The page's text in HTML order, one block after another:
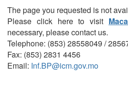
The page you requested is not
Please click here to visit
necessary, please contact us.
Telephone: (853) 28558049 /
Fax: (853) 2831 4456
Email: Inf.BP@icm.gov.mo